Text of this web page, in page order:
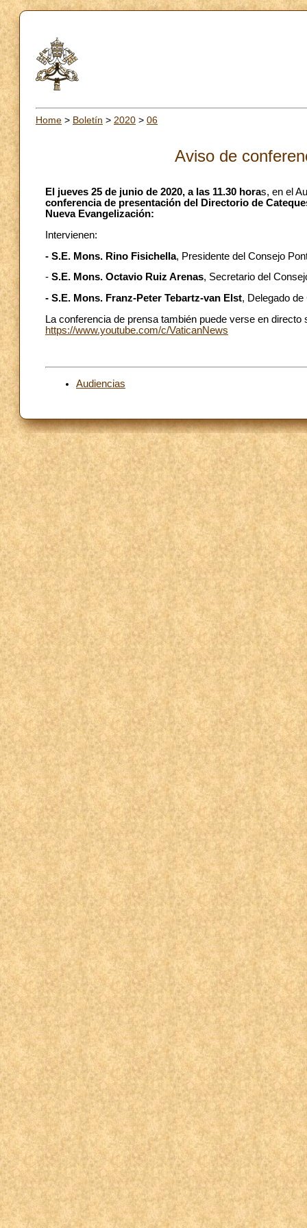
Home > Boletín > 2020 > 06
Aviso de
El jueves 25 de junio de 2020, a las 11.30 horas, en el
conferencia de presentación del Directorio de
Nueva Evangelización:
Intervienen:
- S.E. Mons. Rino Fisichella, Presidente del Consejo
- S.E. Mons. Octavio Ruiz Arenas, Secretario del
- S.E. Mons. Franz-Peter Tebartz-van Elst, Delegado
La conferencia de prensa también puede verse en
https://www.youtube.com/c/VaticanNews
Audiencias